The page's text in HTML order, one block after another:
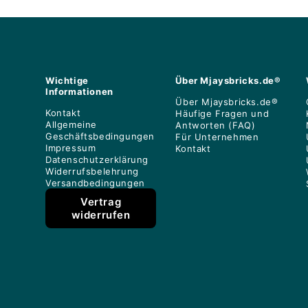
Wichtige
Informationen
Kontakt
Allgemeine
Geschäftsbedingungen
Impressum
Datenschutzerklärung
Widerrufsbelehrung
Versandbedingungen
Vertrag
widerrufen
Über Mjaysbricks.de®
Über Mjaysbricks.de®
Häufige Fragen und
Antworten (FAQ)
Für Unternehmen
Kontakt